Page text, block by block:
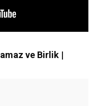
ve Birlik |